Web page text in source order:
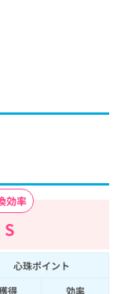
効率
S
心珠ポイント
得
効率